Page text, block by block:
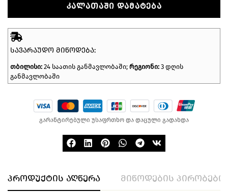
ᲙᲐᲚᲐᲗᲐᲨᲘ ᲓᲐᲛᲐᲢᲔᲑᲐ
ᲡᲐᲕᲐᲠᲐᲣᲓᲝ ᲛᲘᲬᲝᲓᲔᲑᲐ:
თბილისი: 24 საათის განმავლობაში; რეგიონი: 3 დღის
განმავლობაში
გარანტირებული უსაფრთხო და დაცული გადახდა
პროდუქტის აღწერა მიწოდების პირობები